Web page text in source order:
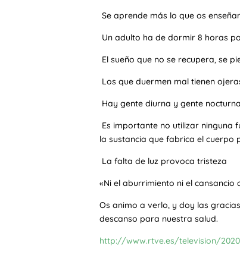
Se aprende más lo que os
Un adulto ha de dormir 8 horas
El sueño que no se recupera, se
Los que duermen mal tienen
Hay gente diurna y gente
Es importante no utilizar ninguna
la sustancia que fabrica el cuerpo
La falta de luz provoca tristeza
«Ni el aburrimiento ni el cansancio
Os animo a verlo, y doy las
descanso para nuestra salud.
http://www.rtve.es/television/